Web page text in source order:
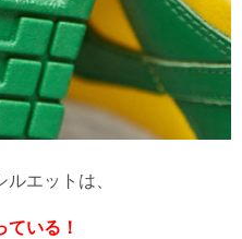
エットは、
いる！